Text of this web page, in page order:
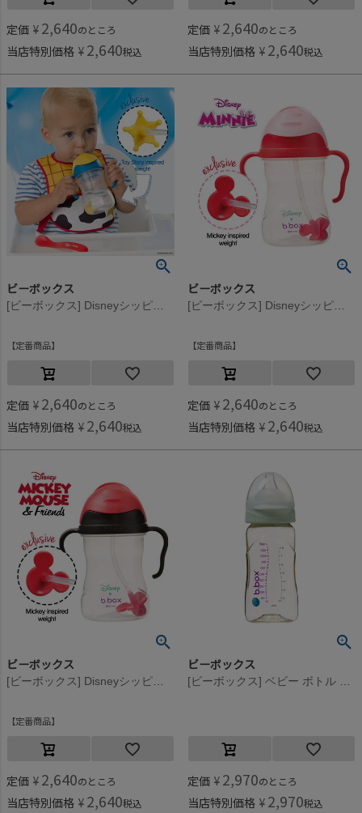
定価 ¥ 2,640のところ
当店特別価格 ¥ 2,640税込
定価 ¥ 2,640のところ
当店特別価格 ¥ 2,640税込
ビーボックス
[ビーボックス] Disneyシッピーカップ Woody
定番商品
定価 ¥ 2,640のところ
当店特別価格 ¥ 2,640税込
ビーボックス
[ビーボックス] Disneyシッピーカップ Minnie
定番商品
定価 ¥ 2,640のところ
当店特別価格 ¥ 2,640税込
ビーボックス
[ビーボックス] Disneyシッピーカップ Mickey
定番商品
定価 ¥ 2,640のところ
当店特別価格 ¥ 2,640税込
ビーボックス
[ビーボックス] ベビー ボトル 240ml セージ
定価 ¥ 2,970のところ
当店特別価格 ¥ 2,970税込